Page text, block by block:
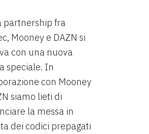
partnership fra
Mooney e DAZN si
con una nuova
speciale. In
con Mooney
siamo lieti di
la messa in
dei codici prepagati